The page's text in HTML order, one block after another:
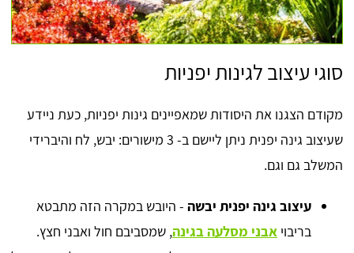
סוגי עיצוב לגינות יפניות
מקודם הצגנו את היסודות שמאפיינים גינות יפניות, כעת ניידע
שעיצוב גינה יפנית ניתן ליישם ב- 3 מישורים: יבש, לח והיברידי
המשלב גם וגם.
עיצוב גינה יפנית יבשה - היובש במקרה הזה מתבטא
בריבוי אבני מסלעה בגינה, שמסביבם חול ואבני חצץ.